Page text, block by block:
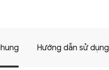
Hướng dẫn sử dụng